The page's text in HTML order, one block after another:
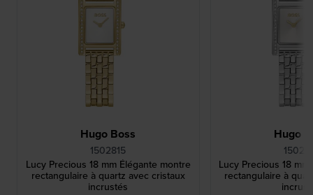
Hugo Boss
1502815
Lucy Precious 18 mm Élégante montre
rectangulaire à quartz avec cristaux
incrustés
Hugo
Lucy Precious 18
rectangulaire à